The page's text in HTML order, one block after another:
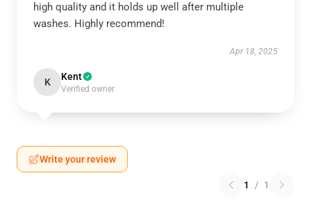
high quality and it holds up well after multiple
washes. Highly recommend!
Apr 18, 2025
K Kent
Verified owner
Write your review
1 / 1